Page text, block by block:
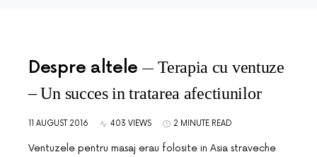
Despre altele
Terapia cu ventuze
– Un succes in tratarea afectiunilor
11 AUGUST 2016 403 VIEWS 2 MINUTE READ
Ventuzele pentru masaj erau folosite in Asia straveche